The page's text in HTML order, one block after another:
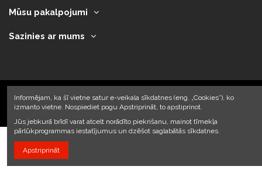
Mūsu pakalpojumi
Sazinies ar mums
2023 © Armando Auto SIA
Informējam, ka šī vietne satur e-veikala sīkdatnes (eng. „Cookies”), ko
izmanto vietne. Nospiediet pogu Apstriprināt, to apstiprinot.
Jūs jebkurā brīdī varat atcelt norādīto piekrišanu, mainot tīmekļa
pārlūkprogrammas iestatījumus un dzēšot saglabātās sīkdatnes.
Apstriprināt